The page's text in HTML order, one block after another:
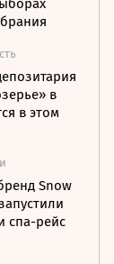
в
в этом
Snow
спа-рейс